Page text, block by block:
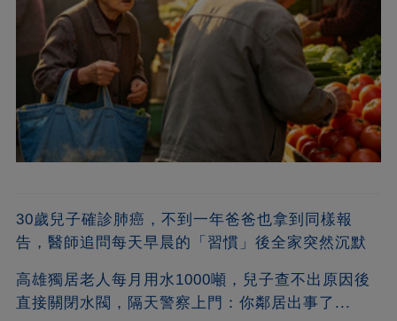
30歲兒子確診肺癌，不到一年爸爸也拿到同樣報
告，醫師追問每天早晨的「習慣」後全家突然沉默
高雄獨居老人每月用水1000噸，兒子查不出原因後
直接關閉水閥，隔天警察上門：你鄰居出事了...